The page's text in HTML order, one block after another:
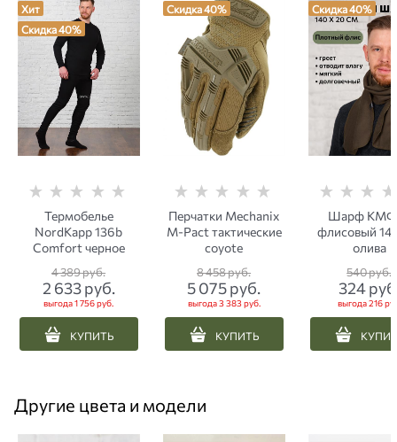
Хит
Скидка 40%
Термобелье
NordKapp 136b
Comfort черное
4 389 руб.
2 633 руб.
выгода1 756 руб.
КУПИТЬ
Скидка 40%
Перчатки Mechanix
M-Pact тактические
coyote
8 458 руб.
5 075 руб.
выгода3 383 руб.
КУПИТЬ
Скидка 40%
Шарф
флисовый
олива
540 руб.
324
выгода216
Другие цвета и модели